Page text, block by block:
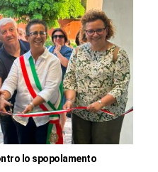
lo spopolamento